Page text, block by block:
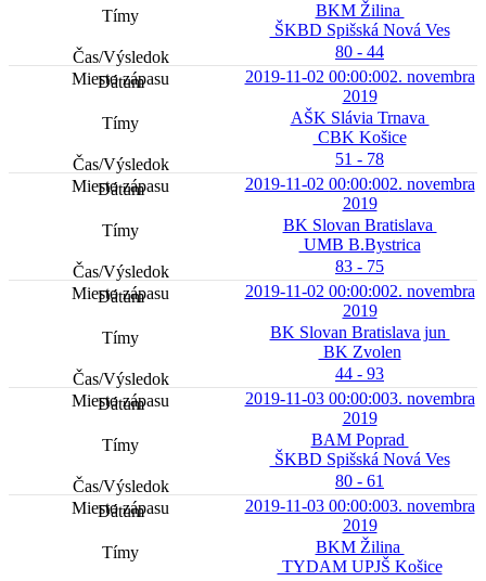
BKM Žilina
ŠKBD Spišská Nová Ves
80 - 44
2019-11-02 00:00:002. novembra
2019
AŠK Slávia Trnava
CBK Košice
51 - 78
2019-11-02 00:00:002. novembra
2019
BK Slovan Bratislava
UMB B.Bystrica
83 - 75
2019-11-02 00:00:002. novembra
2019
BK Slovan Bratislava jun
BK Zvolen
44 - 93
2019-11-03 00:00:003. novembra
2019
BAM Poprad
ŠKBD Spišská Nová Ves
80 - 61
2019-11-03 00:00:003. novembra
2019
BKM Žilina
TYDAM UPJŠ Košice